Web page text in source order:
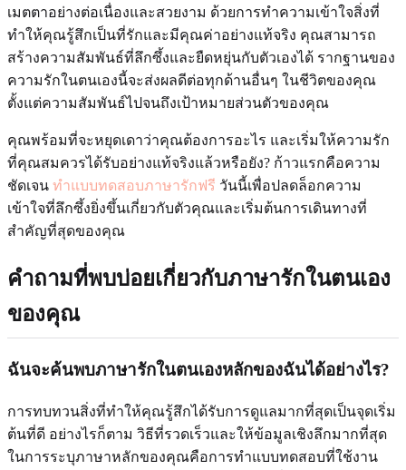
เมตตาอย่างต่อเนื่องและสวยงาม ด้วยการทำความเข้าใจสิ่งที่
ทำให้คุณรู้สึกเป็นที่รักและมีคุณค่าอย่างแท้จริง คุณสามารถ
สร้างความสัมพันธ์ที่ลึกซึ้งและยืดหยุ่นกับตัวเองได้ รากฐานของ
ความรักในตนเองนี้จะส่งผลดีต่อทุกด้านอื่นๆ ในชีวิตของคุณ
ตั้งแต่ความสัมพันธ์ไปจนถึงเป้าหมายส่วนตัวของคุณ
คุณพร้อมที่จะหยุดเดาว่าคุณต้องการอะไร และเริ่มให้ความรัก
ที่คุณสมควรได้รับอย่างแท้จริงแล้วหรือยัง? ก้าวแรกคือความ
ชัดเจน ทำแบบทดสอบภาษารักฟรี วันนี้เพื่อปลดล็อกความ
เข้าใจที่ลึกซึ้งยิ่งขึ้นเกี่ยวกับตัวคุณและเริ่มต้นการเดินทางที่
สำคัญที่สุดของคุณ
คำถามที่พบบ่อยเกี่ยวกับภาษารักในตนเอง
ของคุณ
ฉันจะค้นพบภาษารักในตนเองหลักของฉันได้อย่างไร?
การทบทวนสิ่งที่ทำให้คุณรู้สึกได้รับการดูแลมากที่สุดเป็นจุดเริ่ม
ต้นที่ดี อย่างไรก็ตาม วิธีที่รวดเร็วและให้ข้อมูลเชิงลึกมากที่สุด
ในการระบุภาษาหลักของคุณคือการทำแบบทดสอบที่ใช้งาน